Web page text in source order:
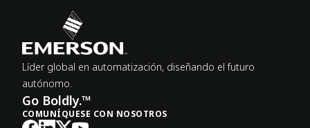
Líder global en automatización, diseñando el futuro
autónomo.
Go Boldly.™
COMUNÍQUESE CON NOSOTROS